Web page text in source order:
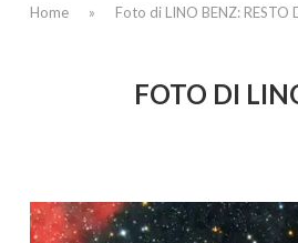
Home » Foto di LINO BENZ: RESTO
FOTO DI